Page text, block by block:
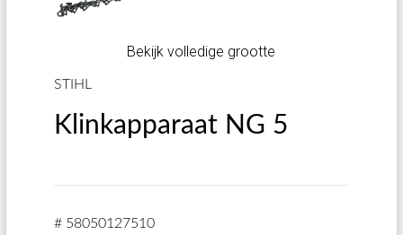
Bekijk volledige grootte
STIHL
Klinkapparaat NG 5
# 58050127510